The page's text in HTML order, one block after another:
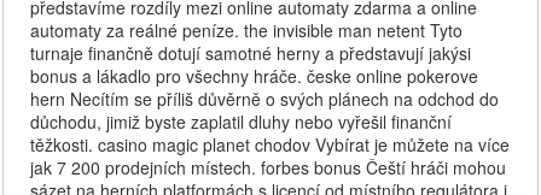
představíme rozdíly mezi online automaty zdarma a online
automaty za reálné peníze. the invisible man netent Tyto
turnaje finančně dotují samotné herny a představují jakýsi
bonus a lákadlo pro všechny hráče. česke online pokerove
hern Necítím se příliš důvěrně o svých plánech na odchod do
důchodu, jimiž byste zaplatil dluhy nebo vyřešil finanční
těžkosti. casino magic planet chodov Vybírat je můžete na více
jak 7 200 prodejních místech. forbes bonus Čeští hráči mohou